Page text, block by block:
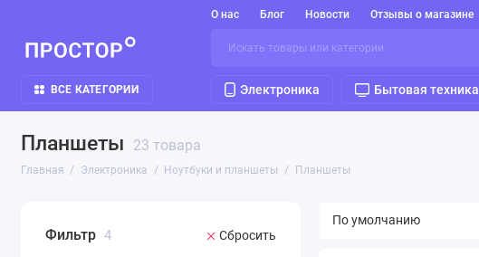
О нас Блог Новости Отзывы о магазине
ВСЕ КАТЕГОРИИ Электроника Бытовая техника
Планшеты 23 товара
Главная Электроника Ноутбуки и планшеты Планшеты
Фильтр 4 Сбросить